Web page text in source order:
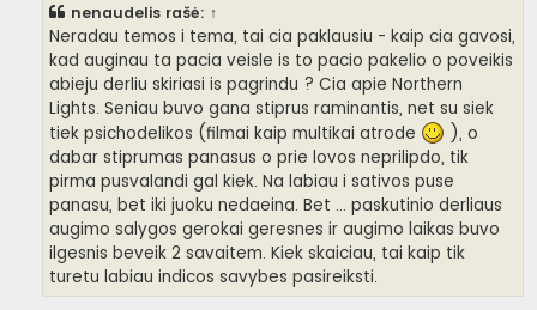
nenaudelis rašė: ↑
Neradau temos i tema, tai cia paklausiu - kaip cia gavosi,
kad auginau ta pacia veisle is to pacio pakelio o poveikis
abieju derliu skiriasi is pagrindu ? Cia apie Northern
Lights. Seniau buvo gana stiprus raminantis, net su siek
tiek psichodelikos (filmai kaip multikai atrode
), o
dabar stiprumas panasus o prie lovos neprilipdo, tik
pirma pusvalandi gal kiek. Na labiau i sativos puse
panasu, bet iki juoku nedaeina. Bet ... paskutinio derliaus
augimo salygos gerokai geresnes ir augimo laikas buvo
ilgesnis beveik 2 savaitem. Kiek skaiciau, tai kaip tik
turetu labiau indicos savybes pasireiksti.